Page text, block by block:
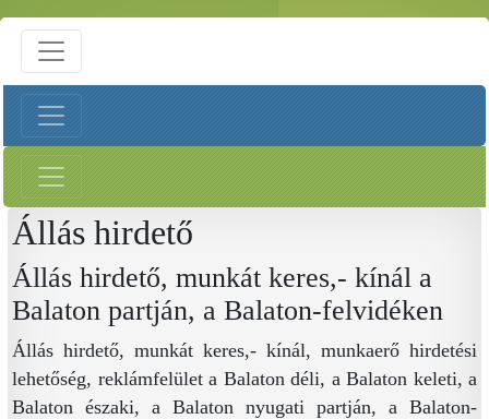
Állás hirdető
Állás hirdető, munkát keres,- kínál a
Balaton partján, a Balaton-felvidéken
Állás hirdető, munkát keres,- kínál, munkaerő hirdetési
lehetőség, reklámfelület a Balaton déli, a Balaton keleti, a
Balaton északi, a Balaton nyugati partján, a Balaton-